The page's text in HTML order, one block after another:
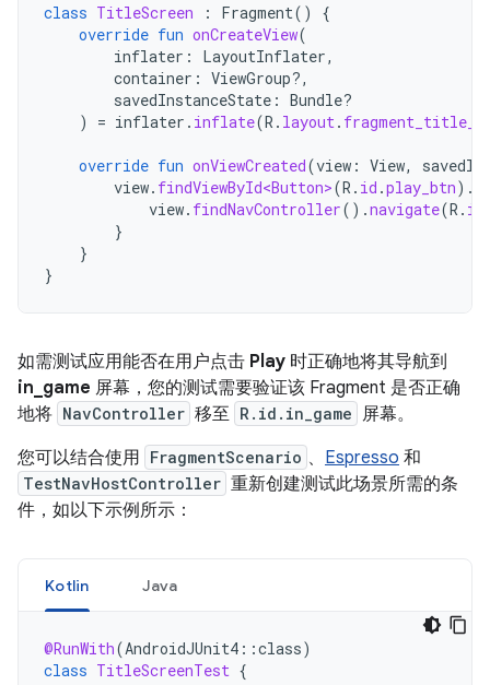
class TitleScreen : Fragment()
{
override fun onCreateView(
inflater : LayoutInflater,
container : ViewGroup?,
savedInstanceState : Bundle?
)
= inflater . inflate(R . layout .
override fun onViewCreated(view : View,
view. findViewById<Button>(R . id .play_btn).
view. findNavController().navigate(R . id
}
}
}
如需测试应用能否在用户点击 Play 时正确地将其导航到
in_game 屏幕，您的测试需要验证该 Fragment 是否正确
地将 NavController 移至 R.id.in_game
屏幕。
您可以结合使用 FragmentScenario 、 Espresso 和
TestNavHostController 重新创建测试此场景所需的条
件，如以下示例所示：
Kotlin Java
@RunWith(AndroidJUnit4 ::class)
class TitleScreenTest {